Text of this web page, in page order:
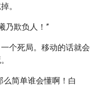
。
乃欺负人！”
个死局。移动的话就会
么简单谁会懂啊！白